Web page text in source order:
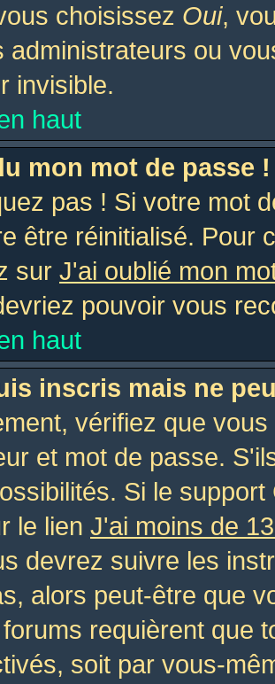
choisissez Oui,
administrateurs ou
invisible.
haut
mon mot de passe !
pas ! Si votre mot
être réinitialisé. Pour
sur J'ai oublié mon
pouvoir vous
haut
inscris mais ne
vérifiez que
et mot de passe.
Si le
le lien J'ai moins de
devrez suivre les
alors peut-être que
requièrent que
soit par vous-